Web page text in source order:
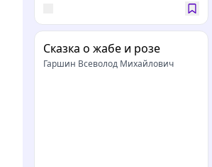
Сказка о жабе и розе
Гаршин Всеволод Михайлович